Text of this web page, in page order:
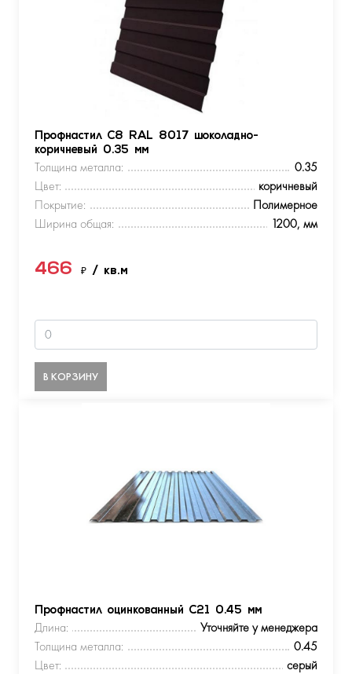
Профнастил С8 RAL 8017 шоколадно-
коричневый 0.35 мм
Толщина металла:
0.35
Цвет:
коричневый
Покрытие:
Полимерное
Ширина общая:
1200, мм
466 ₽ / кв.м
В КОРЗИНУ
Профнастил оцинкованный С21 0.45 мм
Длина:
Уточняйте у менеджера
Толщина металла:
0.45
Цвет:
серый